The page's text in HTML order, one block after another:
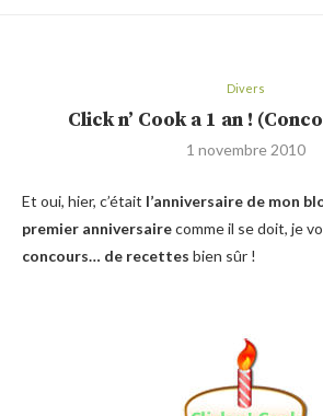
Divers
Click n’ Cook a 1 an !
1 novembre 2010
Et oui, hier, c’était l’anniversaire de mon
premier anniversairecomme il se doit, je
concours… de recettes bien sûr !